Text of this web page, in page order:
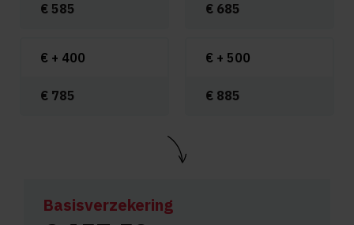
€ 585 € 685
€ + 400
€ 785
€ + 500
€ 885
Basisverzekering